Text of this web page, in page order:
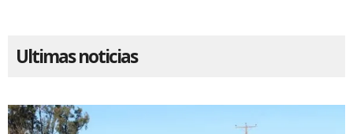
Ultimas noticias